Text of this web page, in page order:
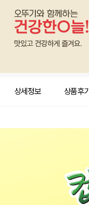
상세정보 상품후기